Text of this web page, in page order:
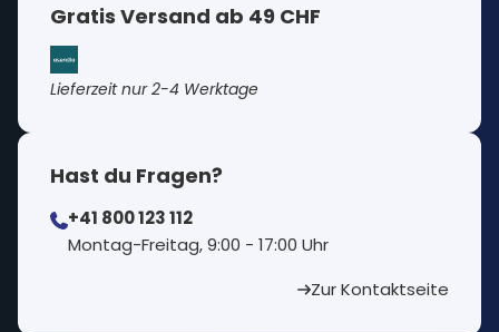
Gratis Versand ab 49 CHF
Lieferzeit nur 2-4 Werktage
Hast du Fragen?
+41 800 123 112
⁠Montag-Freitag, 9:00 - 17:00 Uhr
Zur Kontaktseite